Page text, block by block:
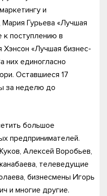
и
Гурьева «Лучшая
к поступлению в
«Лучшая бизнес-
них единогласно
Оставшиеся 17
за неделю до
большое
предпринимателей.
Алексей Воробьев,
телеведущие
бизнесмены Игорь
и многие другие.